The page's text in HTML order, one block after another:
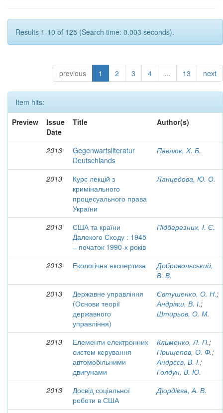
Results 1-10 of 125 (Search time: 0.003 seconds).
previous 1 2 3 4 ... 13 next
Item hits:
Preview
Issue
Date
Title Author(s)
2013
Gegenwartsliteratur
Deutschlands
Павлюк, Х. Б.
2013
Курс лекцій з
кримінального
процесуального права
України
Ланцедова, Ю. О.
2013
США та країни
Далекого Сходу : 1945
– початок 1990-х років
Підберезних, І. Є.
2013 Екологічна експертиза
Добровольський,
В. В.
2013
Державне управління
(Основи теорії
державного
управління)
Євтушенко, О. Н.;
Андріяш, В. І.;
Штирьов, О. М.
2013
Елементи електронних
систем керування
автомобільними
двигунами
Клименко, Л. П.;
Прищепов, О. Ф.;
Андрєєв, В. І.;
Голдун, В. Ю.
2013
Досвід соціальної
роботи в США
Діордієва, А. В.